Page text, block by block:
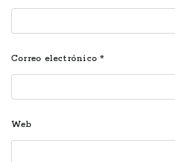
Correo electrónico*
Web